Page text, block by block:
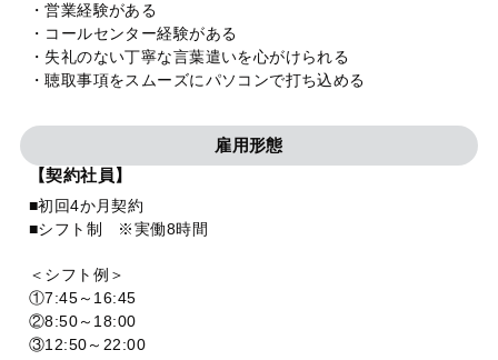
・営業経験がある
・コールセンター経験がある
・失礼のない丁寧な言葉遣いを心がけられる
・聴取事項をスムーズにパソコンで打ち込める
雇用形態
【契約社員】
■初回4か月契約
■シフト制 ※実働8時間
＜シフト例＞
①7:45～16:45
②8:50～18:00
③12:50～22:00